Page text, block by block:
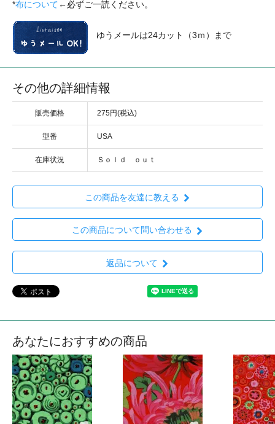
*布について ←必ずご一読ください。
ゆうメールは24カット（3ｍ）まで
その他の詳細情報
販売価格 275円(税込)
型番 USA
在庫状況 Ｓｏｌｄ ｏｕｔ
この商品を友達に教える
この商品について問い合わせる
返品について
あなたにおすすめの商品